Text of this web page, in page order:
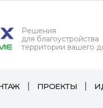
Решения
для благоустройства
территории вашего
ПРОЕКТЫ